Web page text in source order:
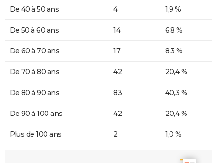
De 40 à 50 ans 4 1,9 %
De 50 à 60 ans 14 6,8 %
De 60 à 70 ans 17 8,3 %
De 70 à 80 ans 42 20,4 %
De 80 à 90 ans 83 40,3 %
De 90 à 100 ans 42 20,4 %
Plus de 100 ans 2 1,0 %